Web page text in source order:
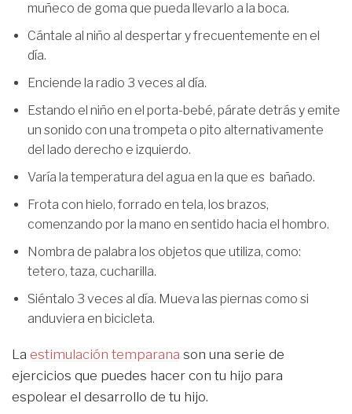
muñeco de goma que pueda llevarlo a la boca.
Cántale al niño al despertar y frecuentemente en el
día.
Enciende la radio 3 veces al día.
Estando el niño en el porta-bebé, párate detrás y emite
un sonido con una trompeta o pito alternativamente
del lado derecho e izquierdo.
Varía la temperatura del agua en la que es bañado.
Frota con hielo, forrado en tela, los brazos,
comenzando por la mano en sentido hacia el hombro.
Nombra de palabra los objetos que utiliza, como:
tetero, taza, cucharilla.
Siéntalo 3 veces al día. Mueva las piernas como si
anduviera en bicicleta.
La estimulación temparana son una serie de
ejercicios que puedes hacer con tu hijo para
espolear el desarrollo de tu hijo.